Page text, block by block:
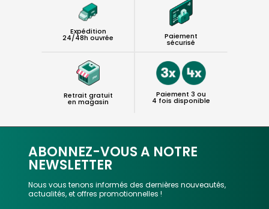
Expédition
24/48h ouvrée Paiement
sécurisé
Retrait gratuit
en magasin
Paiement 3 ou
4 fois disponible
ABONNEZ-VOUS A NOTRE
NEWSLETTER
Nous vous tenons informés des dernières nouveautés,
actualités, et offres promotionnelles !